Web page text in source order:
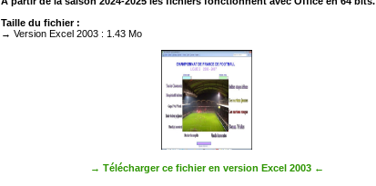
Taille du fichier :
→ Version Excel 2003 : 1.43 Mo
→ Télécharger ce fichier en version Excel 2003 ←